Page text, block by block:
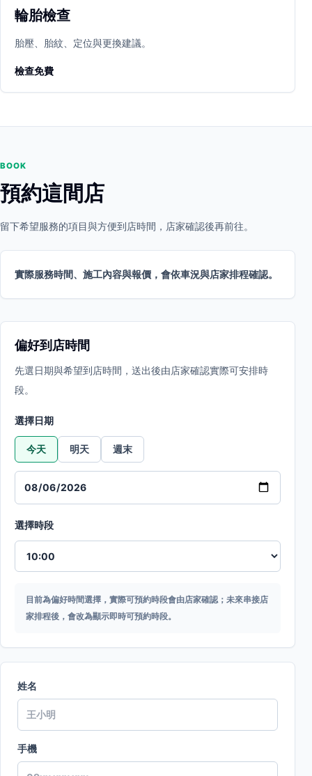
輪胎檢查
胎壓、胎紋、定位與更換建議。
檢查免費
BOOK
預約這間店
留下希望服務的項目與方便到店時間，店家確認後再前往。
實際服務時間、施工內容與報價，會依車況與店家排程確認。
偏好到店時間
先選日期與希望到店時間，送出後由店家確認實際可安排時
段。
選擇日期
今天 明天 週末
選擇時段
目前為偏好時間選擇，實際可預約時段會由店家確認；未來串接店
家排程後，會改為顯示即時可預約時段。
姓名
手機